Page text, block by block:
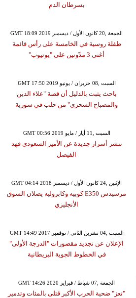
بسرطان الدم
GMT 18:09 2019 الجمعة ,20 كانون الأول / ديسمبر
طفلة روسية في الخامسة على رأس قائمة
أغنى 3 مدّونين على "يوتيوب"
GMT 17:50 2019 السبت ,08 حزيران / يونيو
باحث يثبت بالدليل أن قصة "علاء الدين
والمصباح السحري" من حلب في سورية
GMT 00:56 2019 السبت ,11 أيار / مايو
ننشر أسرار جديدة عن الأمير السعودي فهد
الفيصل
GMT 04:14 2018 الإثنين ,24 كانون الأول / ديسمبر
مرسيدس E350 كوبيه وكابروليه يصلان السوق
الأنجليزي
GMT 14:49 2017 السبت ,04 تشرين الثاني / نوفمبر
الإعلان عن تجديد مقصورات "الدرجة الأولى"
في الخطوط الجوية البريطانية
GMT 14:26 2020 الجمعة ,07 شباط / فبراير
"تعز" ضحية الحرب الأكبر قتلى بالمئات وتدمير